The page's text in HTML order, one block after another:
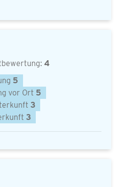
4
5
vor Ort 5
3
3